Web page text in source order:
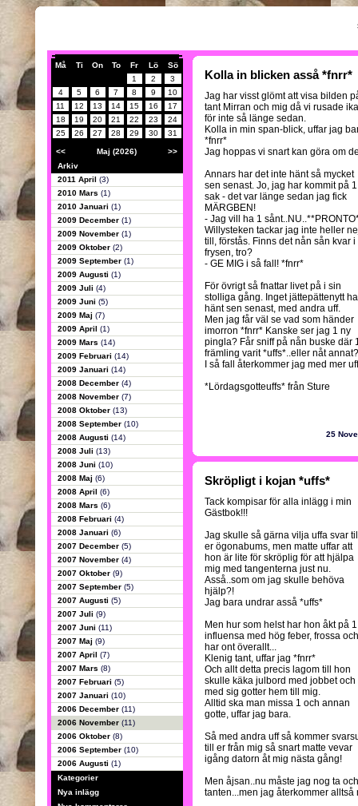
Må Ti On To Fr Lö
Sö
1
2
3
4
5 6 7 8 9
10
11
12 13 14 15 16
17
18
19 20 21 22 23
24
25
26 27 28 29 30 31
<< Maj (2026)
>>
Arkiv
2011 April (3)
2010 Mars (1)
2010 Januari (1)
2009 December (1)
2009 November (1)
2009 Oktober (2)
2009 September (1)
2009 Augusti (1)
2009 Juli (4)
2009 Juni (5)
2009 Maj (7)
2009 April (1)
2009 Mars (14)
2009 Februari (14)
2009 Januari (14)
2008 December (4)
2008 November (7)
2008 Oktober (13)
2008 September (10)
2008 Augusti (14)
2008 Juli (13)
2008 Juni (10)
2008 Maj (6)
2008 April (6)
2008 Mars (6)
2008 Februari (4)
2008 Januari (6)
2007 December (5)
2007 November (4)
2007 Oktober (9)
2007 September (5)
2007 Augusti (5)
2007 Juli (9)
2007 Juni (11)
2007 Maj (9)
2007 April (7)
2007 Mars (8)
2007 Februari (5)
2007 Januari (10)
2006 December (11)
2006 November (11)
2006 Oktober (8)
2006 September (10)
2006 Augusti (1)
Kategorier
Nya inlägg
Kolla in blicken asså *fnrr*
Jag har visst glömt att visa bilden
tant Mirran och mig då vi rusade
för inte så länge sedan.
Kolla in min span-blick, uffar jag
*fnrr*
Jag hoppas vi snart kan göra om
Annars har det inte hänt så mycket
sen senast. Jo, jag har kommit på 1
sak - det var länge sedan jag fick
MÄRGBEN!
- Jag vill ha 1
Willysteken tackar jag inte heller
till, förstås. Finns det nån sån kvar i
frysen, tro?
- GE MIG i så fall! *fnrr*
För övrigt så fnattar livet på i sin
stolliga gång. Inget jättepättenytt
hänt sen senast, med andra uff.
Men jag får väl se vad som händer
imorron *fnrr* Kanske ser jag 1 ny
pingla? Får sniff på nån buske där
främling varit *uffs*..eller nåt
I så fall återkommer jag med mer
*Lördagsgotteuffs* från Sture
25
Skröpligt i kojan *uffs*
Tack kompisar för alla inlägg i min
Gästbok!!!
Jag skulle så gärna vilja uffa svar
er ögonabums, men matte uffar att
hon är lite för skröplig för att hjälpa
mig med tangenterna just nu.
Asså..som om jag skulle behöva
hjälp?!
Jag bara undrar asså *uffs*
Men hur som helst har hon åkt på 1
influensa med hög feber, frossa och
har ont överallt...
Klenig tant, uffar jag *fnrr*
Och allt detta precis lagom till hon
skulle käka julbord med jobbet och
med sig gotter hem till mig.
Alltid ska man missa 1 och annan
gotte, uffar jag bara.
Så med andra uff så kommer
till er från mig så snart matte vevar
igång datorn åt mig nästa gång!
Men åjsan..nu måste jag nog ta
tanten...men jag återkommer